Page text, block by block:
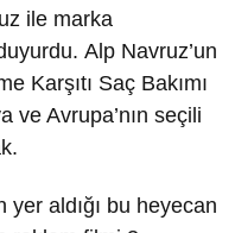
ile marka
Alp Navruz’un
Karşıtı Saç Bakımı
ve Avrupa’nın seçili
yer aldığı bu heyecan